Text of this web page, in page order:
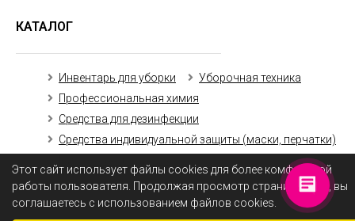
Этот сайт использует файлы cookies для более комфортной
работы пользователя. Продолжая просмотр страниц сайта, вы
соглашаетесь с использованием файлов cookies.
КАТАЛОГ
Инвентарь для уборки
Уборочная техника
Профессиональная химия
Средства для дезинфекции
Средства индивидуальной защиты (маски, перчатки)